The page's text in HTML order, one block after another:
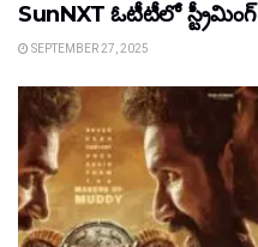
SunNXT ఓటీటీలో స్ట్రీమింగ్
SEPTEMBER 27, 2025